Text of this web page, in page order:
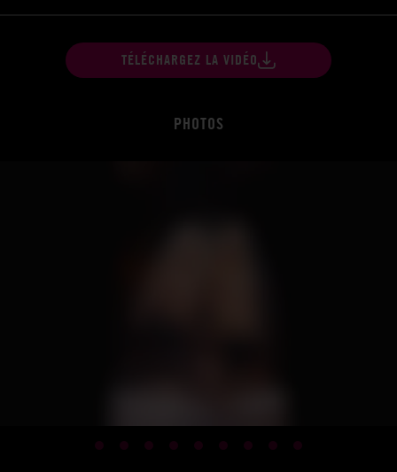
TÉLÉCHARGEZ LA VIDÉO
PHOTOS